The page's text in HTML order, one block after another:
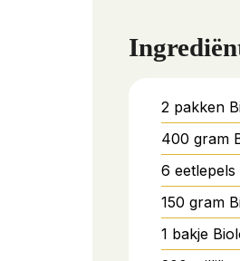
2 pakken
400 gram
6 eetlepels
150 gram
1 bakje